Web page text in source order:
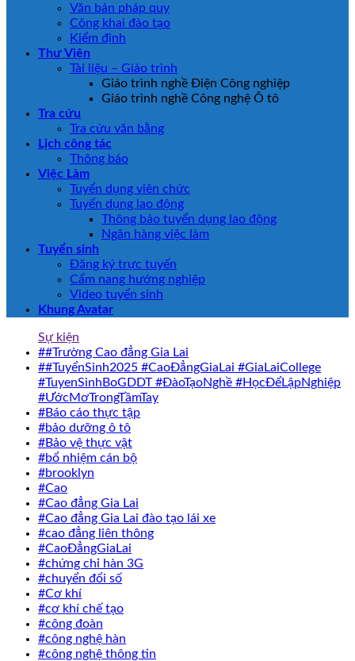
Văn bản pháp quy
Công khai đào tạo
Kiểm định
Thư Viện
Tài liệu – Giáo trình
Giáo trình nghề Điện Công nghiệp
Giáo trình nghề Công nghệ Ô tô
Tra cứu
Tra cứu văn bằng
Lịch công tác
Thông báo
Việc Làm
Tuyển dụng viên chức
Tuyển dụng lao động
Thông báo tuyển dụng lao động
Ngân hàng việc làm
Tuyển sinh
Đăng ký trực tuyến
Cẩm nang hướng nghiệp
Video tuyển sinh
Khung Avatar
Sự kiện
##Trường Cao đẳng Gia Lai
##TuyểnSinh2025 #CaoĐẳngGiaLai #GiaLaiCollege
#TuyenSinhBoGDDT #ĐàoTạoNghề #HọcĐểLậpNghiệp
#ƯớcMơTrongTầmTay
#Báo cáo thực tập
#bảo dưỡng ô tô
#Bảo vệ thực vật
#bổ nhiệm cán bộ
#brooklyn
#Cao
#Cao đẳng Gia Lai
#Cao đẳng Gia Lai đào tạo lái xe
#cao đẳng liên thông
#CaoĐẳngGiaLai
#chứng chỉ hàn 3G
#chuyển đổi số
#Cơ khí
#cơ khí chế tạo
#công đoàn
#công nghệ hàn
#công nghệ thông tin